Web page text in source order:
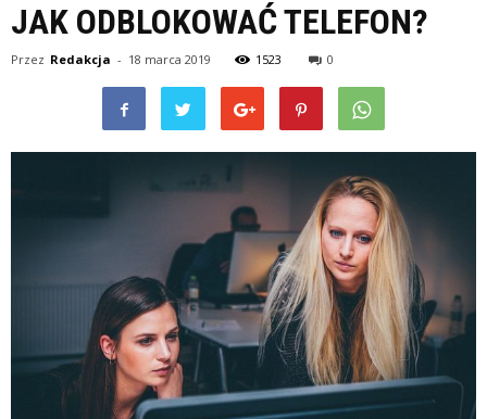
JAK ODBLOKOWAĆ TELEFON?
Przez Redakcja - 18 marca 2019 1523 0